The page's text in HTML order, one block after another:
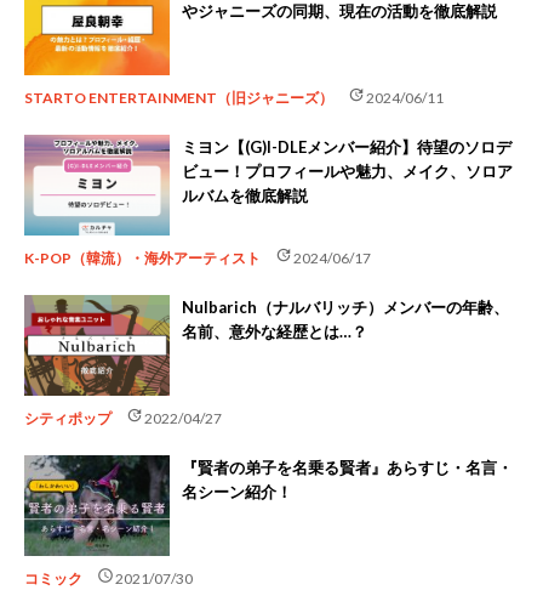
やジャニーズの同期、現在の活動を徹底解説
STARTO ENTERTAINMENT（旧ジャニーズ） update2024/06/11
ミヨン【(G)I-DLEメンバー紹介】待望のソロデ
ビュー！プロフィールや魅力、メイク、ソロア
ルバムを徹底解説
K-POP（韓流）・海外アーティスト update2024/06/17
Nulbarich（ナルバリッチ）メンバーの年齢、
名前、意外な経歴とは…？
シティポップ update2022/04/27
『賢者の弟子を名乗る賢者』あらすじ・名言・
名シーン紹介！
コミック schedule2021/07/30